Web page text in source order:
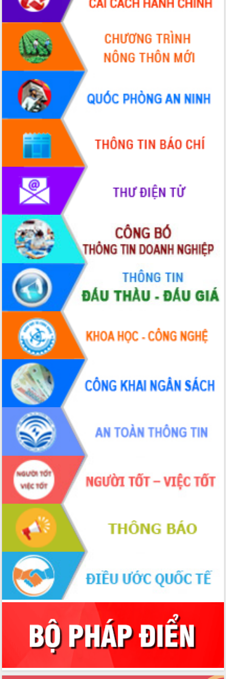
ven biển
Đắk Lắk nỗ lực thúc đẩy tăng trưởng
kinh tế từ 10% trở lên trong Quý
II/2026
Đắk Lắk ký kết thỏa thuận hợp tác về
chuyển đổi số giai đoạn 2026 – 2030
với Tập đoàn Bưu chính Viễn thông
Việt Nam
Thứ trưởng Bộ Y tế làm việc với tỉnh
Đắk Lắk về phát triển nhân lực y tế
cho trạm y tế cấp xã
Du lịch Đắk Lắk nâng tầm trải nghiệm
du khách thông qua Hệ thống cơ sở dữ
liệu và Bản đồ số
Tập huấn ứng dụng trí tuệ nhân tạo (AI)
trong thương mại điện tử năm 2026
Đoàn đại biểu Quốc hội tỉnh Đắk Lắk
trao đổi thông tin trước Kỳ họp thứ
nhất, Quốc hội khóa XVI
Quyết liệt cải cách hành chính, khơi
thông nguồn lực phát triển
Nâng cao hiệu lực, hiệu quả HĐND
tỉnh thông qua hiện đại hóa hành chính
Xã Ea Phê gắn cải cách hành chính với
chuyển đổi số
Phó Chủ tịch Thường trực UBND tỉnh
Hồ Thị Nguyên Thảo làm việc tại Trung
tâm Phục vụ hành chính công xã Ea
Xây dựng nền hành chính số đồng
hành cùng nông dân dân, doanh nghiệp
Giai đoạn 2026-2030, Đắk Lắk phấn
đấu có 77% xã đạt chuẩn nông thôn
mới
Chuyển đổi số 'mở đường' cho nông
nghiệp Đắk Lắk tăng trưởng bứt phá
Triển khai đồng bộ đo đạc, lập hồ sơ
địa chính, hoàn thiện cơ sở dữ liệu đất
đai
Ứng dụng sinh trắc học - Bước tiến
trong hành trình chuyển đổi số tại Đắk
Đắk Lắk nâng cao hiệu quả công tác
Đảng từ Sổ tay đảng viên điện tử
Đắk Lắk đẩy mạnh nuôi biển công
nghệ, hướng tới phát triển thủy sản
bền vững
Tập huấn nâng cao năng lực triển khai
chuyển đổi số cho cán bộ, công chức
cấp xã
Đắk Lắk phát động hưởng ứng Ngày
Quyền của người tiêu dùng Việt Nam
2026
Đẩy mạnh cải cách hành chính, quyết
tâm đạt được mục tiêu tăng trưởng
hai con số trong năm 2026
Tổ chức trang trọng Lễ hội Đền thờ
Lương Văn Chánh năm 2026
Phó Bí thư Tỉnh ủy Đắk Lắk Đỗ Hữu
Nhân dân tỉnh